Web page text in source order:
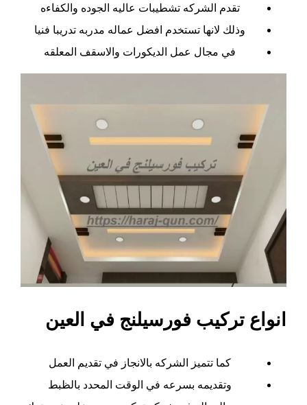
تقدم الشركه تشطيبات عاليه الجوده والكفاءه
وذلك لانها تستخدم افضل عماله مدربه تدريبا فنيا
في مجال عمل الديكورات والاسقف المعلقه
انواع تركيب فورسيلنج في العين
كما تتميز الشركه بالانجاز في تقديم العمل
وتقديمه بسرعه في الوقت المحدد بالظبط